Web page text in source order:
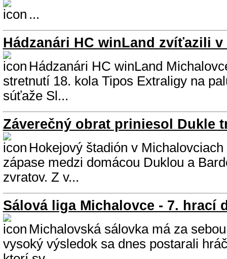
...
Hádzanári HC winLand zvíťazili v
Hádzanári HC winLand
stretnutí 18. kola Tipos Extraligy na
súťaže Sl...
Záverečný obrat priniesol Dukle
Hokejový štadión v
zápase medzi domácou Duklou a
zvratov. Z v...
Sálová liga Michalovce - 7. hrací
Michalovská sálovka má za
vysoký výsledok sa dnes postarali